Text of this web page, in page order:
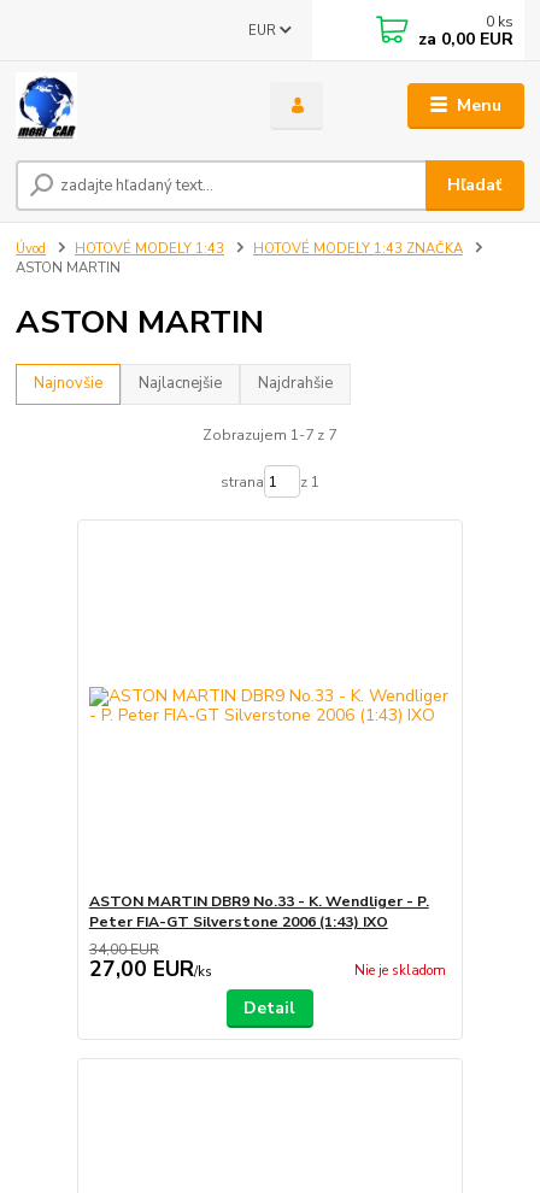
Menu
EUR
Hľadať
0 ks
za 0,00 EUR
Úvod HOTOVÉ MODELY 1:43
HOTOVÉ MODELY 1:43 ZNAČKA
ASTON MARTIN
ASTON MARTIN
Najnovšie Najlacnejšie Najdrahšie
Zobrazujem 1-7 z 7
strana z 1
ASTON MARTIN DBR9 No.33 - K. Wendliger - P.
Peter FIA-GT Silverstone 2006 (1:43) IXO
34,00 EUR
27,00 EUR/ks Nie je skladom
Detail